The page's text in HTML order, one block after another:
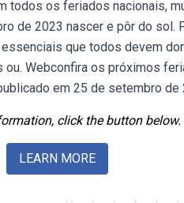
todos os feriados nacionais,
de 2023 nascer e pôr do sol.
que todos devem
Webconfira os próximos
em 25 de setembro de
click the button below.
LEARN MORE